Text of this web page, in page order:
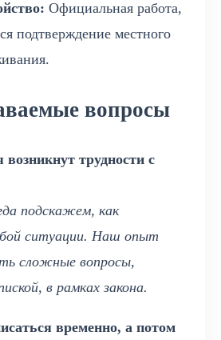
Официальная работа,
подтверждение местного
вопросы
трудности с
подскажем, как
ситуации. Наш опыт
сложные вопросы,
в рамках закона.
временно, а потом